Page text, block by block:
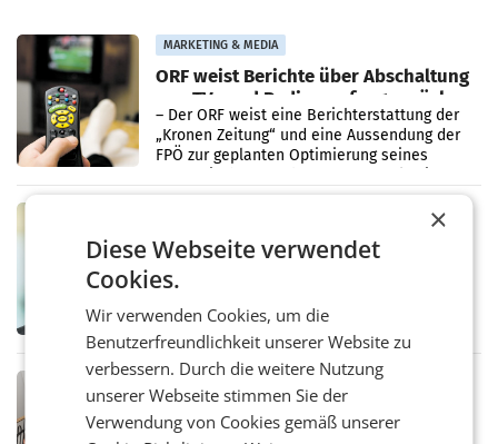
MARKETING & MEDIA
ORF weist Berichte über Abschaltung
von TV- und Radioempfang zurück
– Der ORF weist eine Berichterstattung der
„Kronen Zeitung“ und eine Aussendung der
FPÖ zur geplanten Optimierung seines
Darstellung,
Sebastian Knabl wird Partner bei EY
WIEN.Sebastian Knabl wird Partner bei EY
Banken und Finanzinstitute bei
regulatorischen Anforderungen, im
Risikomanagement und bei
Transformationsprojekten
kju: stellt Führungsteam neu auf
Die Wiener Digitalagentur kju: erweitert ihre
×
Diese Webseite verwendet
Cookies.
Wir verwenden Cookies, um die
Benutzerfreundlichkeit unserer Website zu
verbessern. Durch die weitere Nutzung
unserer Webseite stimmen Sie der
Verwendung von Cookies gemäß unserer